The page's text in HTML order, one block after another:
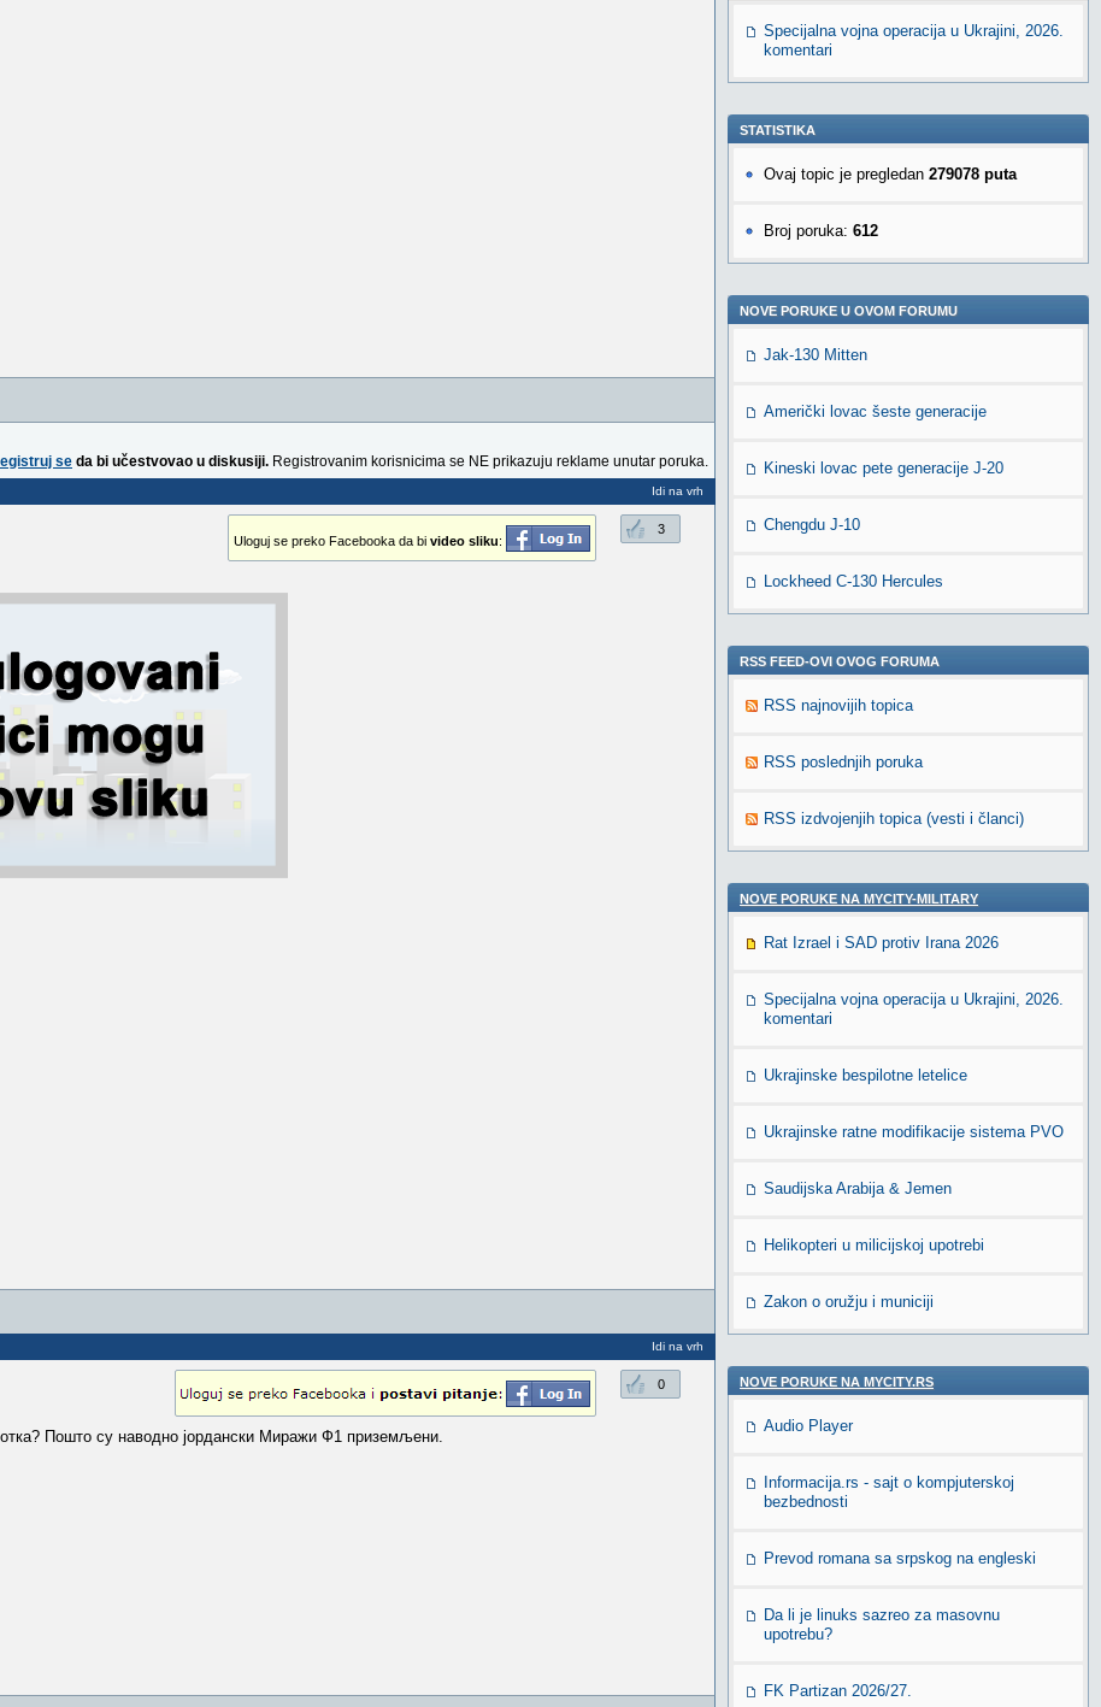
se da bi učestvovao u diskusiji. Registrovanim korisnicima se NE prikazuju reklame unutar poruka.
Idi na vrh
3
Uloguj se preko Facebooka da bi video sliku:
Idi na vrh
0
Пошто су наводно јордански Миражи Ф1 приземљени.
Specijalna vojna operacija u Ukrajini, 2026.
komentari
STATISTIKA
Ovaj topic je pregledan 279078 puta
Broj poruka: 612
NOVE PORUKE U OVOM FORUMU
Jak-130 Mitten
Američki lovac šeste generacije
Kineski lovac pete generacije J-20
Chengdu J-10
Lockheed C-130 Hercules
RSS FEED-OVI OVOG FORUMA
RSS najnovijih topica
RSS poslednjih poruka
RSS izdvojenjih topica (vesti i članci)
NOVE PORUKE NA MYCITY-MILITARY
Rat Izrael i SAD protiv Irana 2026
Specijalna vojna operacija u Ukrajini, 2026.
komentari
Ukrajinske bespilotne letelice
Ukrajinske ratne modifikacije sistema PVO
Saudijska Arabija & Jemen
Helikopteri u milicijskoj upotrebi
Zakon o oružju i municiji
NOVE PORUKE NA MYCITY.RS
Audio Player
Informacija.rs - sajt o kompjuterskoj
bezbednosti
Prevod romana sa srpskog na engleski
Da li je linuks sazreo za masovnu
upotrebu?
FK Partizan 2026/27.